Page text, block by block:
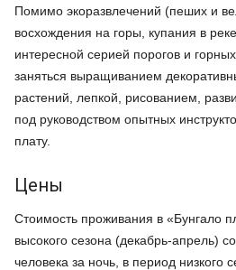
Помимо экоразвлечений (пеших и
восхождения на горы, купания в
интересной серией порогов и
заняться выращиванием
растений, лепкой, рисованием,
под руководством опытных
плату.
Цены
Стоимость проживания в «Бунгало
высокого сезона (декабрь-апрель)
человека за ночь, в период низкого